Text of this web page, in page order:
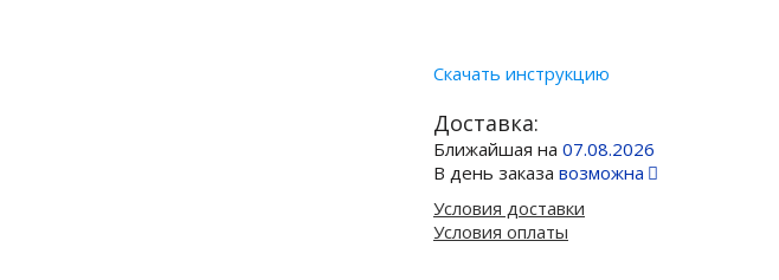
Скачать инструкцию
Доставка:
Ближайшая на 07.08.2026
В день заказа возможна
Условия доставки
Условия оплаты